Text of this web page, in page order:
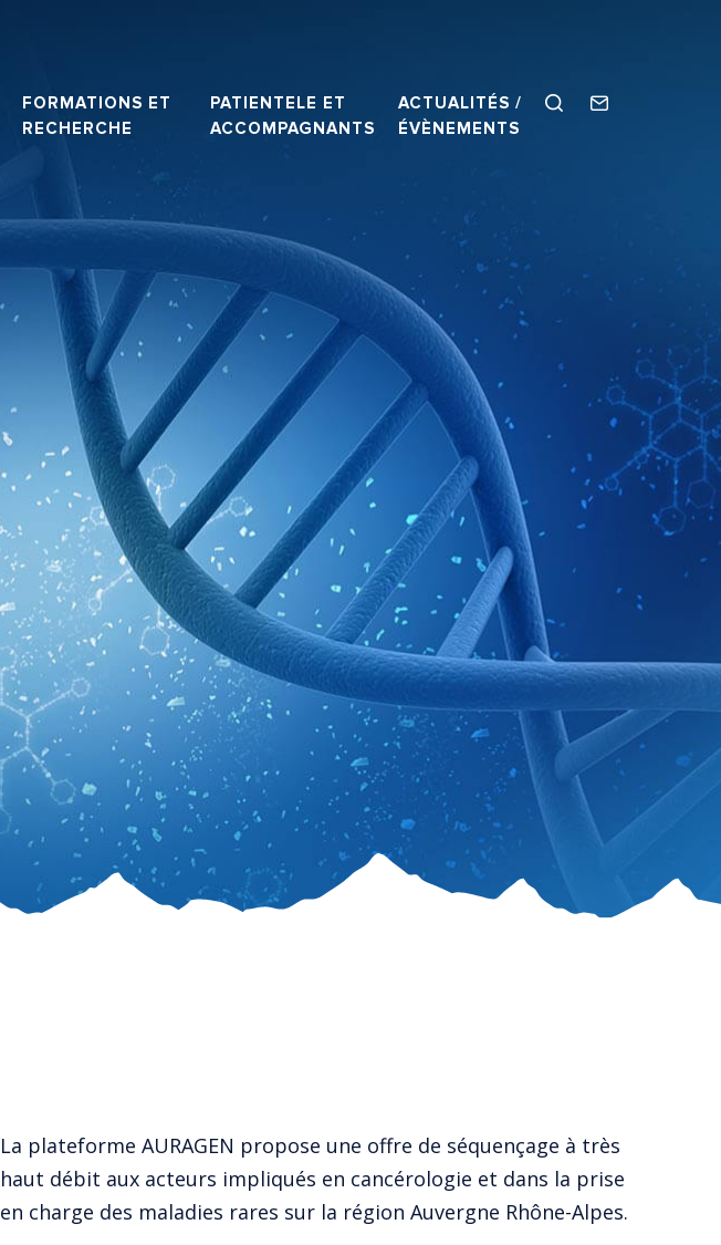
FORMATIONS ET
RECHERCHE
PATIENTELE ET
ACCOMPAGNANTS
ACTUALITÉS /
ÉVÈNEMENTS
La plateforme AURAGEN propose une offre de séquençage à très
haut débit aux acteurs impliqués en cancérologie et dans la prise
en charge des maladies rares sur la région Auvergne Rhône-Alpes.